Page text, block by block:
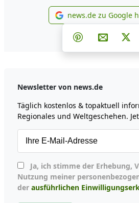
news.de zu Google
Teilen aufTeilen
Teilen auf
Per E-
Newsletter von news.de
Täglich kostenlos & topaktuell
Regionales und Weltgeschehen.
Nutzung meiner
der ausführlichen